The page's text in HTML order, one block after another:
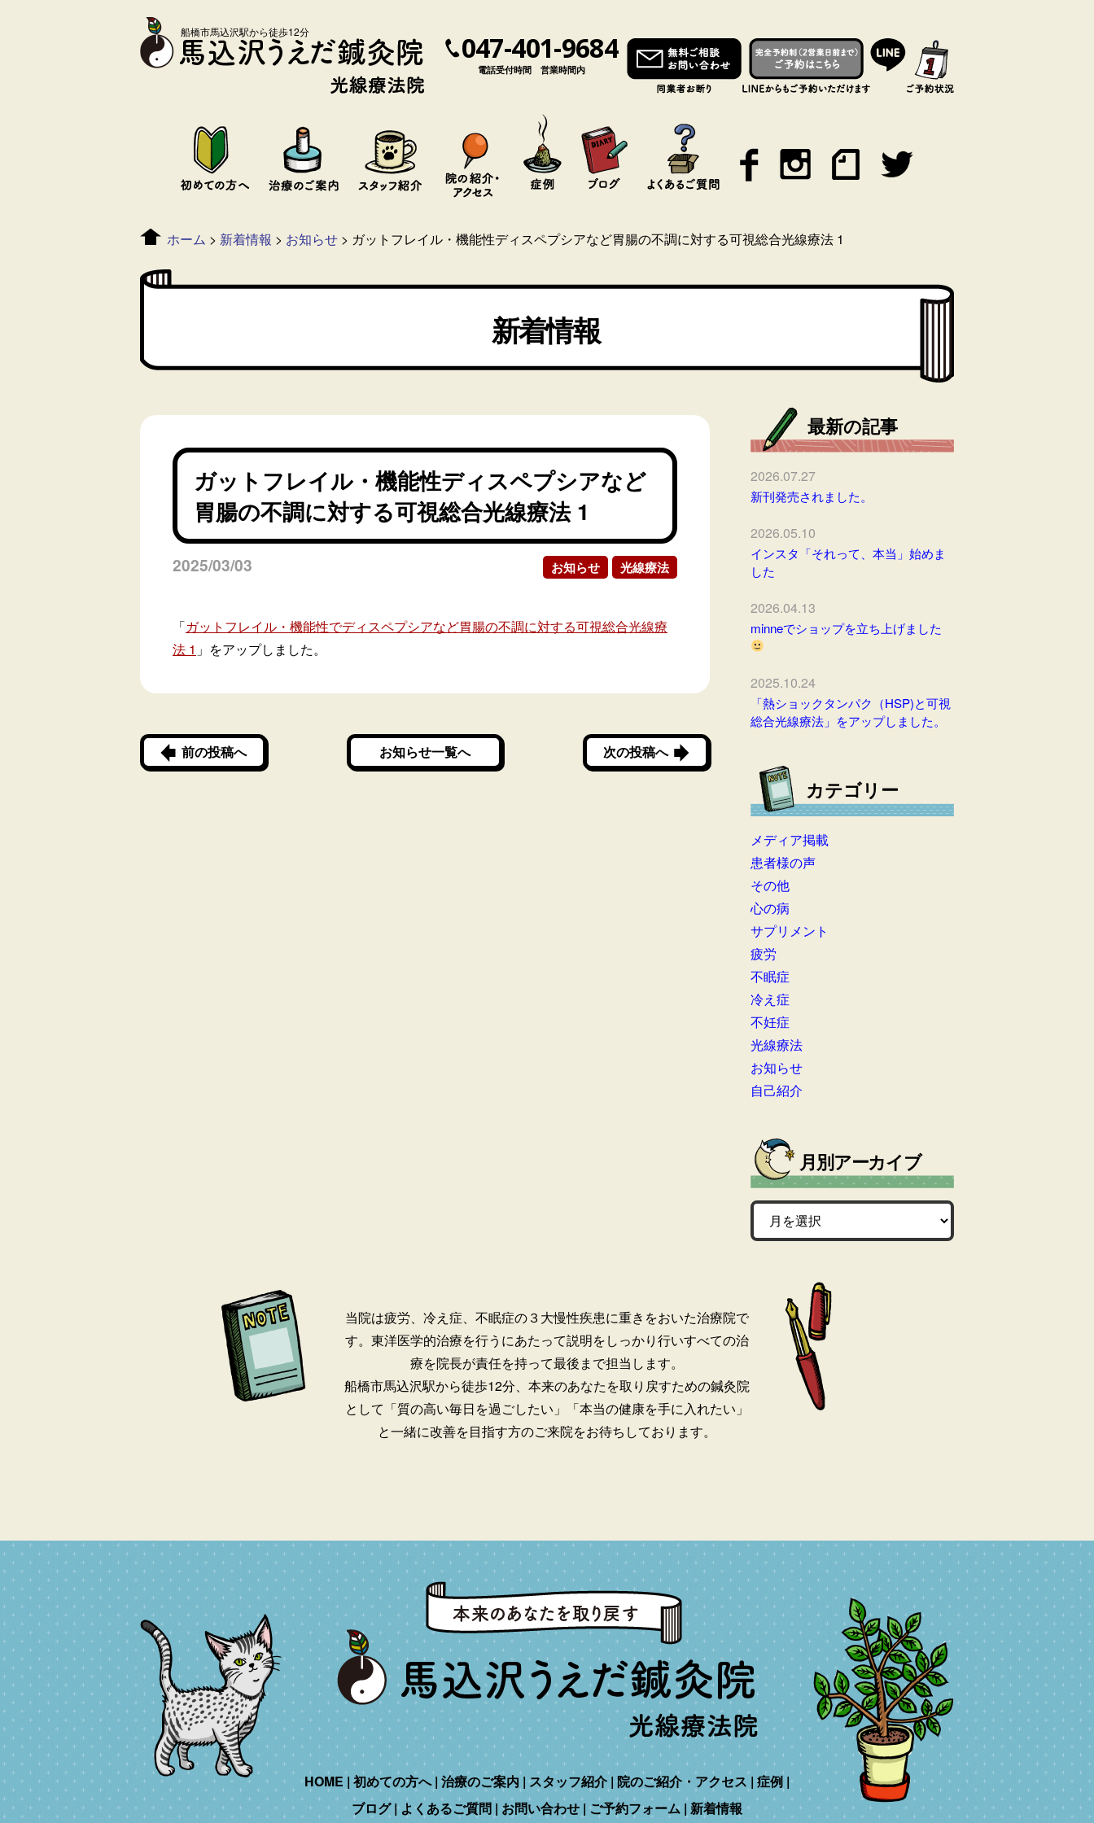
船橋市馬込沢駅から徒歩12分 047-401-9684
電話受付時間 営業時間内
ホーム > 新着情報 > お知らせ > ガットフレイル・機能性ディスペプシアなど胃腸の不調に対する可視総合光線療法 1
新着情報
ガットフレイル・機能性ディスペプシアなど
胃腸の不調に対する可視総合光線療法 1
2025/03/03 お知らせ 光線療法
「ガットフレイル・機能性でディスペプシアなど胃腸の不調に対する可視総合光線療
法 1 」をアップしました。
前の投稿へ お知らせ一覧へ 次の投稿へ
最新の記事
2026.07.27
新刊発売されました。
2026.05.10
インスタ「それって、本当」始めま
した
2026.04.13
minneでショップを立ち上げました
2025.10.24
「熱ショックタンパク（HSP)と可視
総合光線療法」をアップしました。
カテゴリー
メディア掲載
患者様の声
その他
心の病
サプリメント
疲労
不眠症
冷え症
不妊症
光線療法
お知らせ
自己紹介
月別アーカイブ
当院は疲労、冷え症、不眠症の３大慢性疾患に重きをおいた治療院で
す。 東洋医学的治療を行うにあたって説明をしっかり行いすべての治
療を院長が責任を持って最後まで担当します。
船橋市馬込沢駅から徒歩12分、本来のあなたを取り戻すための鍼灸院
として「質の高い毎日を過ごしたい」「本当の健康を手に入れたい」
と一緒に改善を目指す方のご来院をお待ちしております。
HOME 初めての方へ 治療のご案内 スタッフ紹介 院のご紹介・アクセス 症例
ブログ
よくあるご質問 お問い合わせ ご予約フォーム 新着情報